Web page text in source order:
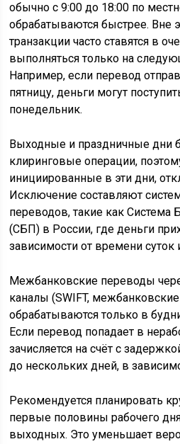
обычно с 9:00 до 18:00 по
обрабатываются быстрее. Вне
транзакции часто ставятся в
выполняться только на
Например, если перевод
пятницу, деньги могут
понедельник.
Выходные и праздничные дни
клиринговые операции,
инициированные в эти дни,
Исключение составляют
переводов, такие как
(СБП) в России, где деньги
зависимости от времени суток
Межбанковские переводы
каналы (SWIFT,
обрабатываются только в
Если перевод попадает в
зачисляется на счёт с
до нескольких дней, в
Рекомендуется планировать
первые половины рабочего
выходных. Это уменьшает